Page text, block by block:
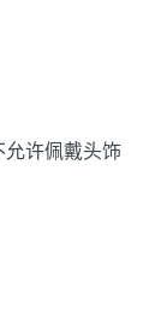
许佩戴头饰